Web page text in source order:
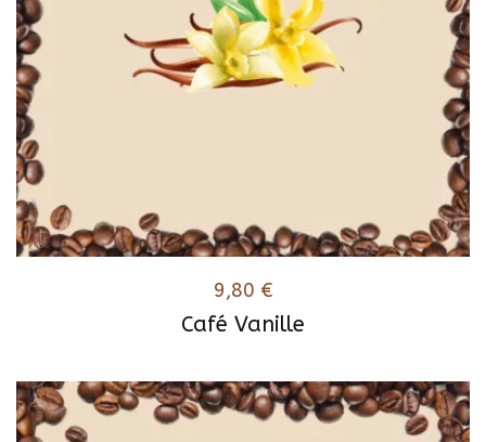
Café Vanille
9,80 €
produit
a
plusieurs